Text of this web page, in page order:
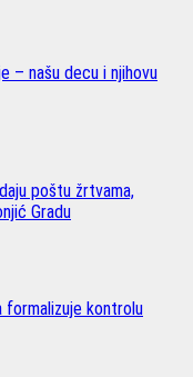
– našu decu i njihovu
poštu žrtvama,
Gradu
formalizuje kontrolu